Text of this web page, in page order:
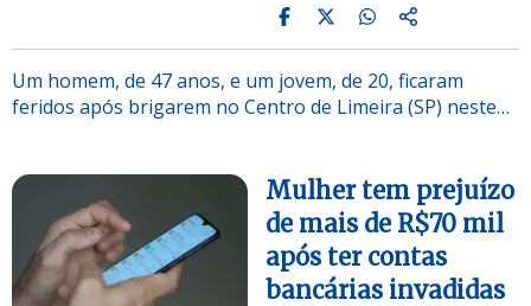
Um homem, de 47 anos, e um jovem, de 20, ficaram
feridos após brigarem no Centro de Limeira (SP) neste…
Mulher tem prejuízo
de mais de R$70 mil
após ter contas
bancárias invadidas